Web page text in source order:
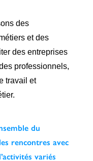
des
et des
des entreprises
professionnels,
travail et
du
rencontres avec
variés